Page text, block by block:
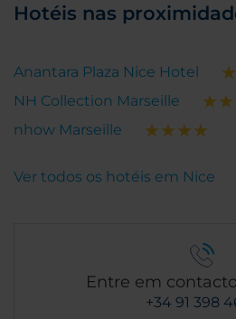
Hotéis nas
Anantara Plaza Nice Hotel
NH Collection Marseille
nhow Marseille
Ver todos os hotéis em Nice
Entre em
+34 91 398